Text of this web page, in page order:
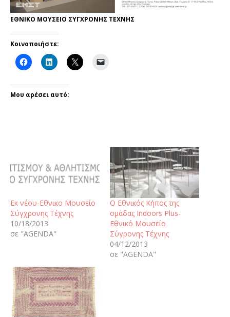
ΕΘΝΙΚΟ ΜΟΥΣΕΙΟ ΣΥΓΧΡΟΝΗΣ ΤΕΧΝΗΣ
Κοινοποιήστε:
Μου αρέσει αυτό:
Εκ νέου-Εθνικο Μουσείο
Σύγχρονης Τέχνης
10/18/2013
σε "AGENDA"
Ο Εθνικός Κήπος της
ομάδας Indoors Plus-
Εθνικό Μουσείο
Σύγρονης Τέχνης
04/12/2013
σε "AGENDA"